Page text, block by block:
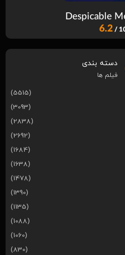
Despicable
6.2 /
دسته بندی
فیلم ها
(5515)
(3093)
(2838)
(2692)
(1684)
(1638)
(1478)
(1390)
(1135)
(1088)
(1060)
(830)